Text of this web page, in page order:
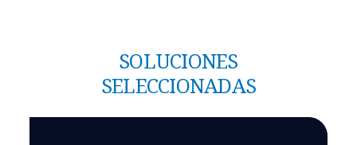
SOLUCIONES
SELECCIONADAS